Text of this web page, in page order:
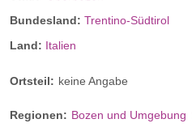
Bundesland: Trentino-Südtirol
Land: Italien
Ortsteil: keine Angabe
Regionen: Bozen und Umgebung